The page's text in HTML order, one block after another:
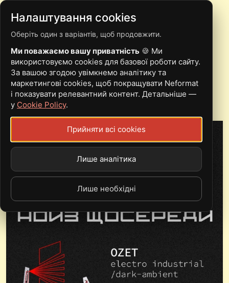
12.02 | КИЇВ | OZET,
SPORTCAR, EREH SAW
Wed, 12.02.25 - 07:00
Налаштування cookies
Оберіть один з варіантів, щоб продовжити.
Ми поважаємо вашу приватність 🍪 Ми
використовуємо cookies для базової роботи сайту.
За вашою згодою увімкнемо аналітику та
маркетингові cookies, щоб покращувати Neformat
і показувати релевантний контент. Детальніше —
у Cookie Policy.
Прийняти всі cookies
Лише аналітика
Лише необхідні